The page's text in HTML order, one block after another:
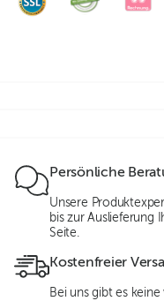
Persönliche
Unsere
bis zur Auslieferung
Seite.
Kostenfreier
Bei uns gibt es